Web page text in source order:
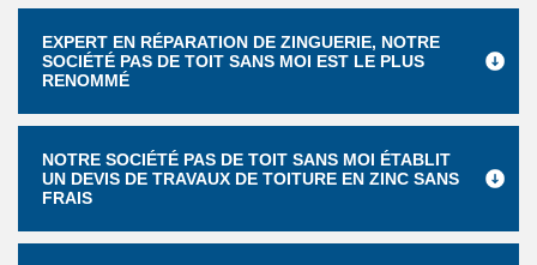
EXPERT EN RÉPARATION DE ZINGUERIE, NOTRE
SOCIÉTÉ PAS DE TOIT SANS MOI EST LE PLUS
RENOMMÉ
NOTRE SOCIÉTÉ PAS DE TOIT SANS MOI ÉTABLIT
UN DEVIS DE TRAVAUX DE TOITURE EN ZINC SANS
FRAIS